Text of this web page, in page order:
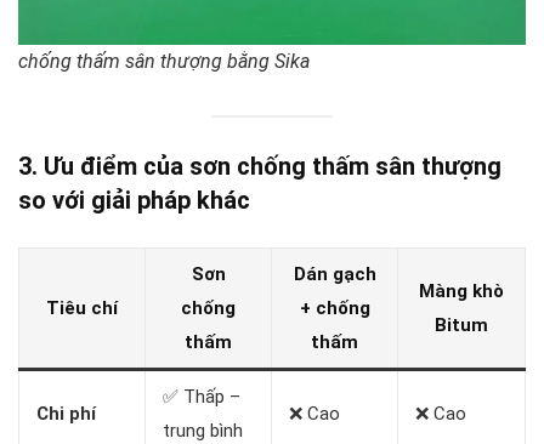
chống thấm sân thượng bằng Sika
3. Ưu điểm của sơn chống thấm sân thượng
so với giải pháp khác
Tiêu chí
Sơn
chống
thấm
Dán gạch
+ chống
thấm
Màng khò
Bitum
Chi phí
✅ Thấp –
trung bình
❌ Cao ❌ Cao